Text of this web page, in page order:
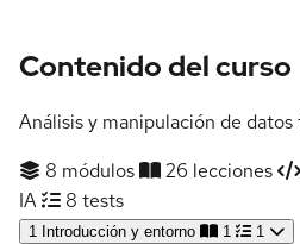
Contenido del curso
Análisis y manipulación de
8 módulos
26 lecciones
IA
8 tests
1 Introducción y entorno 1 1